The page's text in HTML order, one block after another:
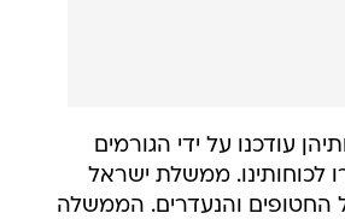
עודכנו על ידי הגורמים
לכוחותינו. ממשלת ישראל
החטופים והנעדרים. הממשלה